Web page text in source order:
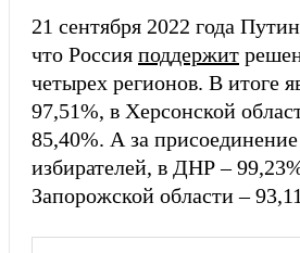
21 сентября 2022 года
что Россия поддержит
четырех регионов. В итоге
97,51%, в Херсонской
85,40%. А за
избирателей, в ДНР –
Запорожской области –